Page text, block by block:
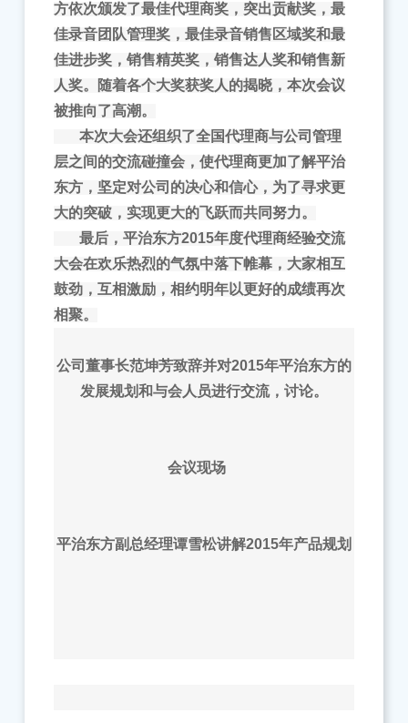
方依次颁发了最佳代理商奖，突出贡献奖，最
佳录音团队管理奖，最佳录音销售区域奖和最
佳进步奖，销售精英奖，销售达人奖和销售新
人奖。随着各个大奖获奖人的揭晓，本次会议
被推向了高潮。
本次大会还组织了全国代理商与公司管理
层之间的交流碰撞会，使代理商更加了解平治
东方，坚定对公司的决心和信心，为了寻求更
大的突破，实现更大的飞跃而共同努力。
最后，平治东方2015年度代理商经验交流
大会在欢乐热烈的气氛中落下帷幕，大家相互
鼓劲，互相激励，相约明年以更好的成绩再次
相聚。
公司董事长范坤芳致辞并对2015年平治东方的
发展规划和与会人员进行交流，讨论。
会议现场
平治东方副总经理谭雪松讲解2015年产品规划